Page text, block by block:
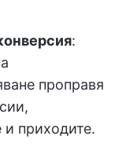
:
проправя
приходите.